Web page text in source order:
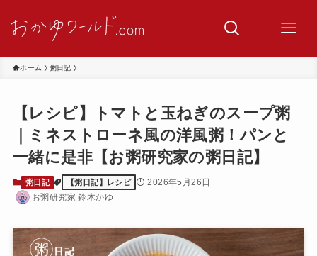
ホーム 粥日記
【レシピ】トマトと玉ねぎのスープ粥
｜ミネストローネ風の洋風粥！パンと
一緒に是非【お粥研究家の粥日記】
粥日記 【粥日記】レシピ
2026年5月26日
お粥研究家 鈴木かゆ